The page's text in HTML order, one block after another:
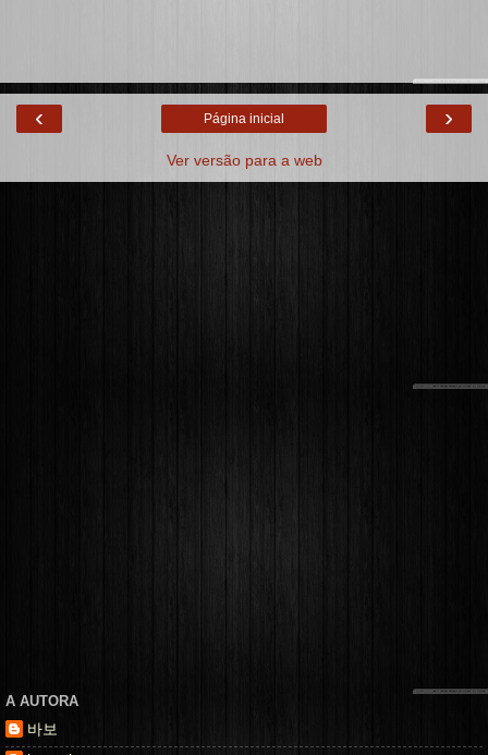
‹ ›
Página inicial
Ver versão para a web
A AUTORA
바보